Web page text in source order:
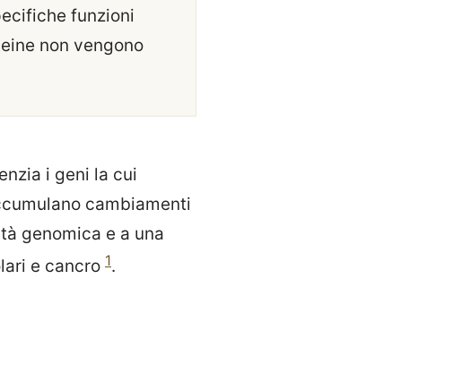
funzioni
non vengono
i geni la cui
cambiamenti
genomica e a una
e cancro 1.